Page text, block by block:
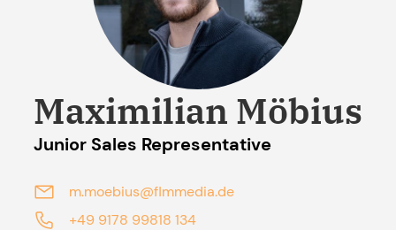
Maximilian Möbius
Junior Sales Representative
m.moebius@flmmedia.de
+49 9178 99818 134